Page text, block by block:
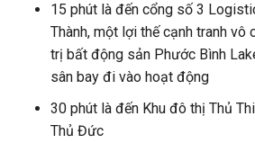
15 phút là đến cổng số 3
Thành, một lợi thế cạnh tranh vô
trị bất động sản Phước Bình
sân bay đi vào hoạt động
30 phút là đến Khu đô thị Thủ
Thủ Đức